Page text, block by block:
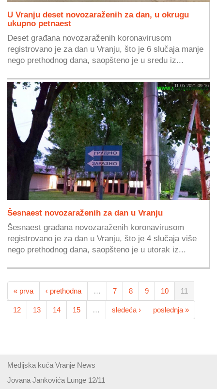
U Vranju deset novozaraženih za dan, u okrugu
ukupno petnaest
Deset građana novozaraženih koronavirusom
registrovano je za dan u Vranju, što je 6 slučaja manje
nego prethodnog dana, saopšteno je u sredu iz...
11.05.2021 09:16
Šesnaest novozaraženih za dan u Vranju
Šesnaest građana novozaraženih koronavirusom
registrovano je za dan u Vranju, što je 4 slučaja više
nego prethodnog dana, saopšteno je u utorak iz...
« prva ‹ prethodna … 7 8 9 10 11
12 13 14 15 … sledeća › poslednja »
Medijska kuća Vranje News
Jovana Jankovića Lunge 12/11